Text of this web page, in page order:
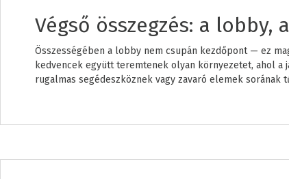
Végső összegzés: a
Összességében a lobby nem csupán kezdőpont — ez
kedvencek együtt teremtenek olyan környezetet, ahol
rugalmas segédeszköznek vagy zavaró elemek